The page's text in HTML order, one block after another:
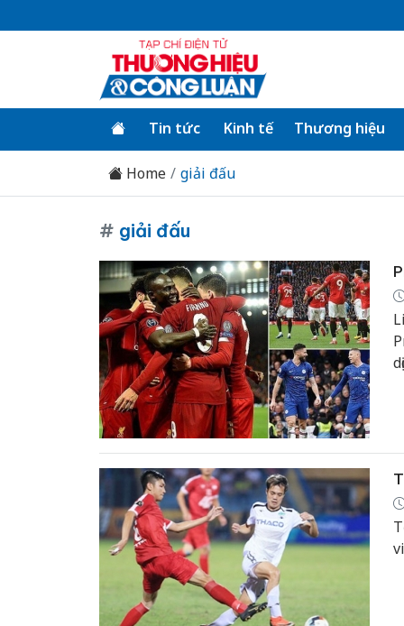
Tin tức Kinh tế Thương hiệu
Home giải đấu
# giải đấu